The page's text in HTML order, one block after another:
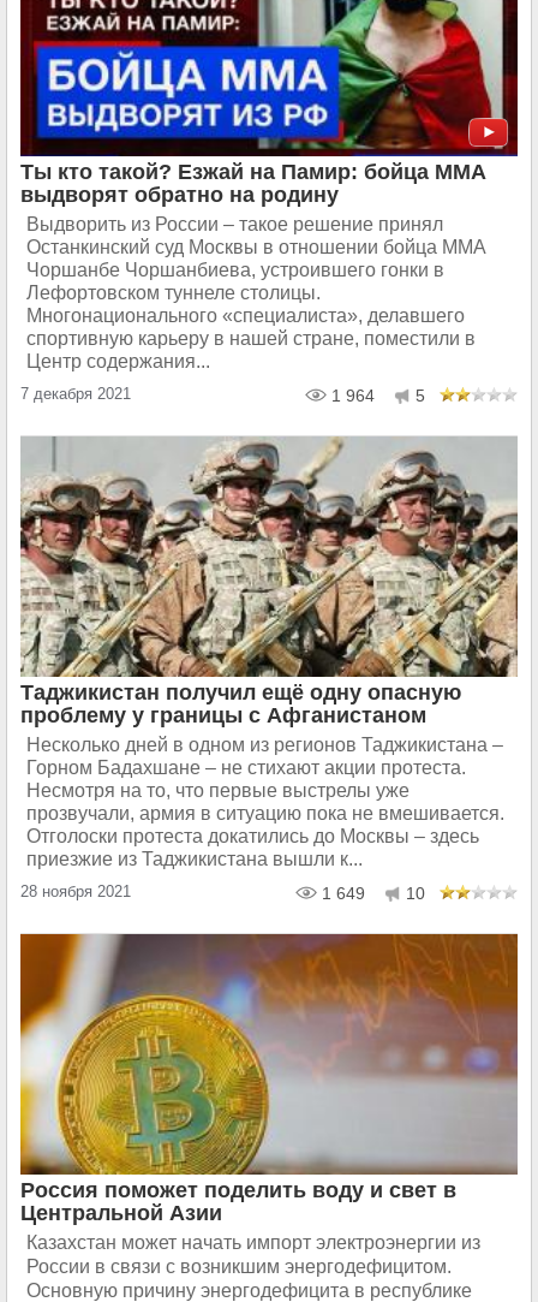
Ты кто такой? Езжай на Памир: бойца ММА
выдворят обратно на родину
Выдворить из России – такое решение принял
Останкинский суд Москвы в отношении бойца ММА
Чоршанбе Чоршанбиева, устроившего гонки в
Лефортовском туннеле столицы.
Многонационального «специалиста», делавшего
спортивную карьеру в нашей стране, поместили в
Центр содержания...
7 декабря 2021 1 964 5
Таджикистан получил ещё одну опасную
проблему у границы с Афганистаном
Несколько дней в одном из регионов Таджикистана –
Горном Бадахшане – не стихают акции протеста.
Несмотря на то, что первые выстрелы уже
прозвучали, армия в ситуацию пока не вмешивается.
Отголоски протеста докатились до Москвы – здесь
приезжие из Таджикистана вышли к...
28 ноября 2021 1 649 10
Россия поможет поделить воду и свет в
Центральной Азии
Казахстан может начать импорт электроэнергии из
России в связи с возникшим энергодефицитом.
Основную причину энергодефицита в республике